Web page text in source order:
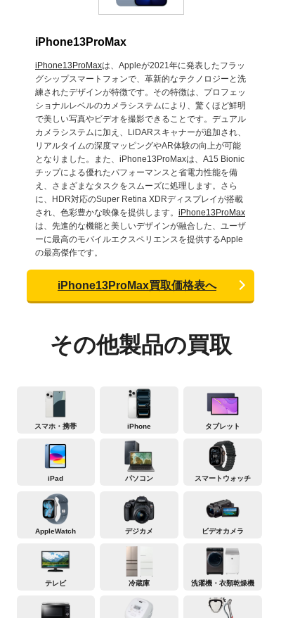
iPhone13ProMax
iPhone13ProMaxは、Appleが2021年に発表したフラッ
グシップスマートフォンで、革新的なテクノロジーと洗
練されたデザインが特徴です。その特徴は、プロフェッ
ショナルレベルのカメラシステムにより、驚くほど鮮明
で美しい写真やビデオを撮影できることです。デュアル
カメラシステムに加え、LiDARスキャナーが追加され、
リアルタイムの深度マッピングやAR体験の向上が可能
となりました。また、iPhone13ProMaxは、A15 Bionic
チップによる優れたパフォーマンスと省電力性能を備
え、さまざまなタスクをスムーズに処理します。さら
に、HDR対応のSuper Retina XDRディスプレイが搭載
され、色彩豊かな映像を提供します。 iPhone13ProMax
は、先進的な機能と美しいデザインが融合した、ユーザ
ーに最高のモバイルエクスペリエンスを提供するApple
の最高傑作です。
iPhone13ProMax買取価格表へ
その他製品の買取
スマホ・携帯 iPhone タブレット
iPad パソコン スマートウォッチ
AppleWatch デジカメ ビデオカメラ
テレビ 冷蔵庫 洗濯機・衣類乾燥機